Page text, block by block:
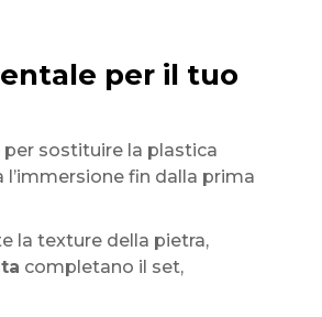
per il tuo
sostituire la plastica
fin dalla prima
la texture della pietra,
completano il set,